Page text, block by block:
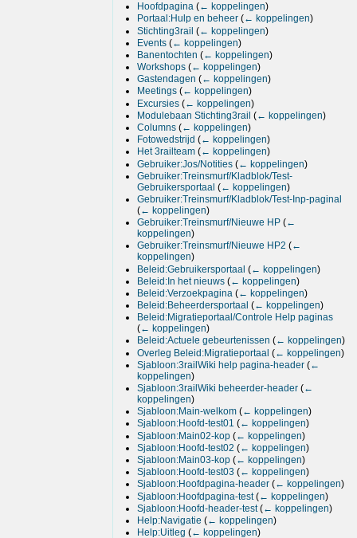
Hoofdpagina (← koppelingen)
Portaal:Hulp en beheer (← koppelingen)
Stichting3rail (← koppelingen)
Events (← koppelingen)
Banentochten (← koppelingen)
Workshops (← koppelingen)
Gastendagen (← koppelingen)
Meetings (← koppelingen)
Excursies (← koppelingen)
Modulebaan Stichting3rail (← koppelingen)
Columns (← koppelingen)
Fotowedstrijd (← koppelingen)
Het 3railteam (← koppelingen)
Gebruiker:Jos/Notities (← koppelingen)
Gebruiker:Treinsmurf/Kladblok/Test-
Gebruikersportaal (← koppelingen)
Gebruiker:Treinsmurf/Kladblok/Test-Inp-paginal
(← koppelingen)
Gebruiker:Treinsmurf/Nieuwe HP (←
koppelingen)
Gebruiker:Treinsmurf/Nieuwe HP2 (←
koppelingen)
Beleid:Gebruikersportaal (← koppelingen)
Beleid:In het nieuws (← koppelingen)
Beleid:Verzoekpagina (← koppelingen)
Beleid:Beheerdersportaal (← koppelingen)
Beleid:Migratieportaal/Controle Help paginas
(← koppelingen)
Beleid:Actuele gebeurtenissen (← koppelingen)
Overleg Beleid:Migratieportaal (← koppelingen)
Sjabloon:3railWiki help pagina-header (←
koppelingen)
Sjabloon:3railWiki beheerder-header (←
koppelingen)
Sjabloon:Main-welkom (← koppelingen)
Sjabloon:Hoofd-test01 (← koppelingen)
Sjabloon:Main02-kop (← koppelingen)
Sjabloon:Hoofd-test02 (← koppelingen)
Sjabloon:Main03-kop (← koppelingen)
Sjabloon:Hoofd-test03 (← koppelingen)
Sjabloon:Hoofdpagina-header (← koppelingen)
Sjabloon:Hoofdpagina-test (← koppelingen)
Sjabloon:Hoofd-header-test (← koppelingen)
Help:Navigatie (← koppelingen)
Help:Uitleg (← koppelingen)